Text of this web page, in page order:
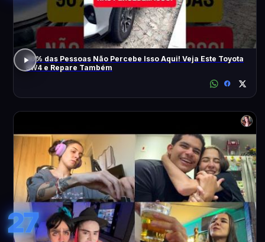
90% das Pessoas Não Percebe Isso Aqui! Veja Este Toyota
SW4 e Repare Também
27